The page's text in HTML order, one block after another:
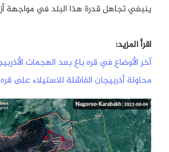
ينبغي تجاهل قدرة هذا البلد في مواجهة
اقرأ المزيد:
آخر الأوضاع في قره باغ بعد الهجمات
محاولة أذربيجان الفاشلة للاستيلاء على